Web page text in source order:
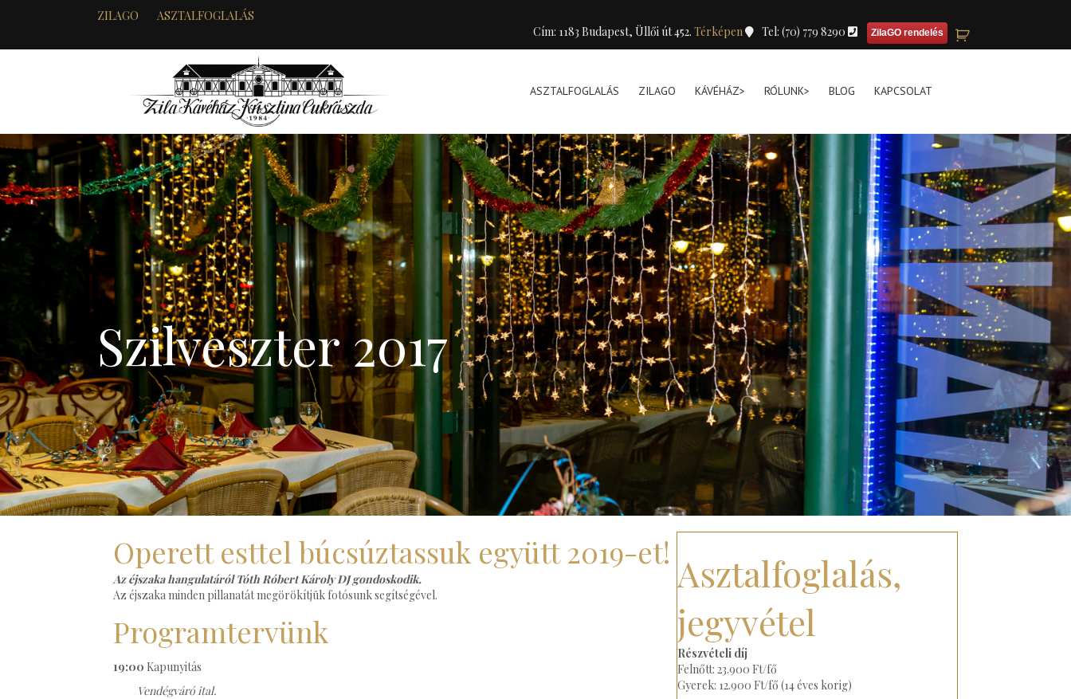
ZILAGO
ASZTALFOGLALÁS
Cím: 1183 Budapest, Üllői út 452. Térképen Tel: (70) 779 8290 ZilaGO rendelés
ASZTALFOGLALÁS ZILAGO KÁVÉHÁZ> RÓLUNK> BLOG KAPCSOLAT
Szilveszter 2017
Operett esttel búcsúztassuk együtt 2019-et!
Az éjszaka hangulatáról Tóth Róbert Károly DJ gondoskodik.
Az éjszaka minden pillanatát megörökítjük fotósunk segítségével.
Programtervünk
19:00 Kapunyitás
Vendégváró ital.
Asztalfoglalás,
jegyvétel
Részvételi díj
Felnőtt: 23.900 Ft/fő
Gyerek: 12.900 Ft/fő (14 éves korig)